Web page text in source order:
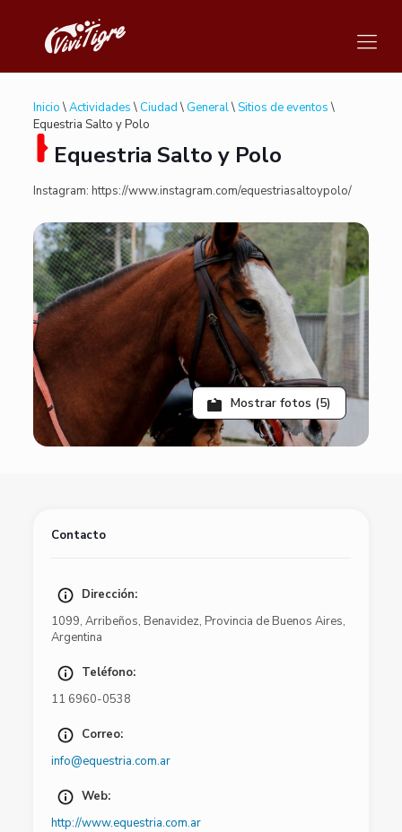
Inicio \Actividades \ Ciudad \ General\Sitios de eventos \
Equestria Salto y Polo
Equestria Salto y Polo
Instagram: https://www.instagram.com/equestriasaltoypolo/
Mostrar fotos (5)
Contacto
Dirección:
1099, Arribeños, Benavidez, Provincia de Buenos Aires,
Argentina
Teléfono:
11 6960-0538
Correo:
info@equestria.com.ar
Web:
http://www.equestria.com.ar